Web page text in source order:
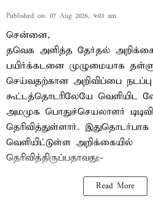
Published on: 07 Aug 2026, 9:03 am
சென்னை,
தவெக அளித்த தேர்தல்
பயிர்க்கடனை முழுமையாக
செய்வதற்கான அறிவிப்பை
கூட்டத்தொடரிலேயே வெளியிட
அமமுக பொதுச்செயலாளர்
தெரிவித்துள்ளார்.
வெளியிட்டுள்ள அறிக்கையில்
தெரிவித்திருப்பதாவது:-
Read More